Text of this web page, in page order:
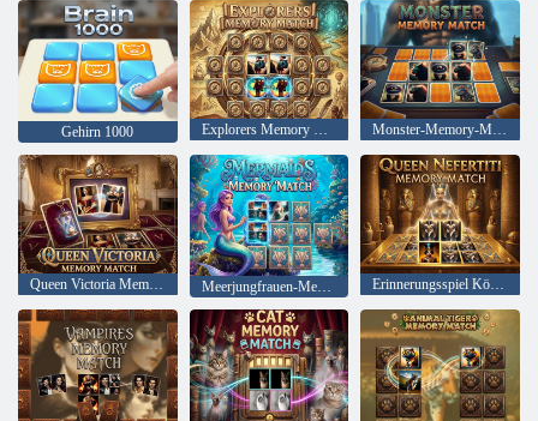
Gehirn 1000 Explorers Memory Match Monster-Memory-Match
Queen Victoria Memory Match Meerjungfrauen-Memory-Match Erinnerungsspiel Königin Nofretete